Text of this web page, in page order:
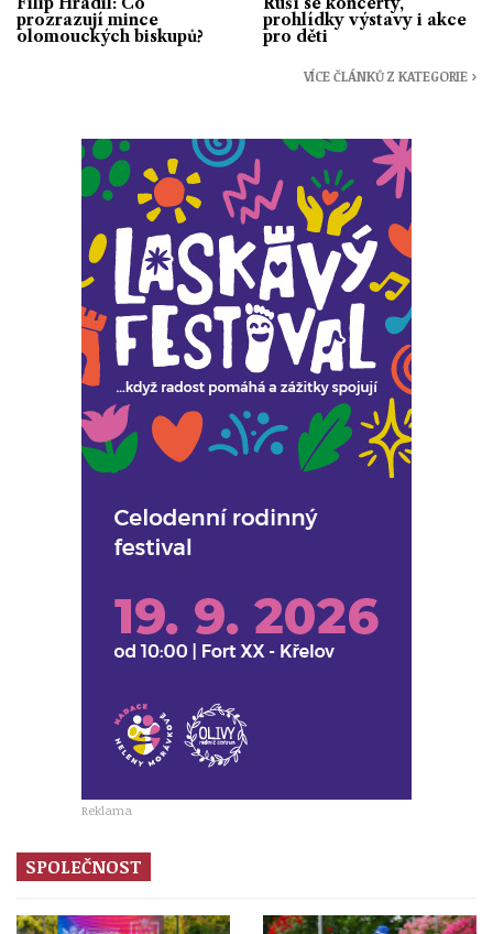
prozrazují mince
olomouckých biskupů?
prohlídky výstavy i akce
pro děti
VÍCE ČLÁNKŮ Z KATEGORIE ›
Reklama
SPOLEČNOST